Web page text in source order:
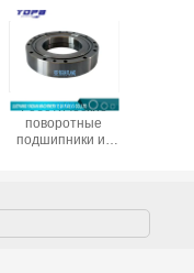
Роботические
поворотные
подшипники из